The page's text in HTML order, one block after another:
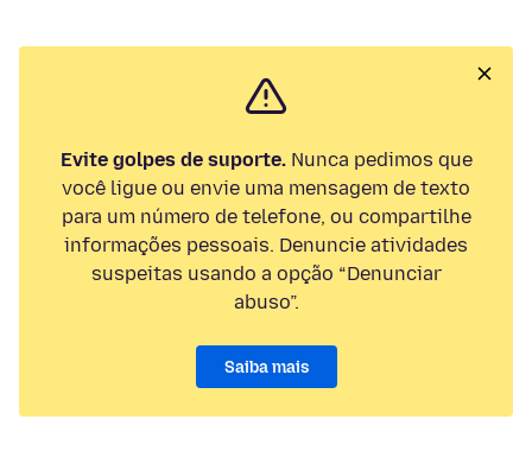
Evite golpes de suporte.Nunca pedimos que
você ligue ou envie uma mensagem de texto
para um número de telefone, ou compartilhe
informações pessoais. Denuncie atividades
suspeitas usando a opção “Denunciar
abuso”.
Saiba mais